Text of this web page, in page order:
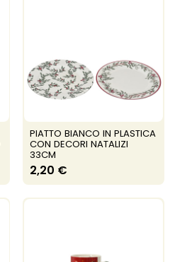
PIATTO BIANCO IN PLASTICA
CON DECORI NATALIZI
33CM
2,20 €